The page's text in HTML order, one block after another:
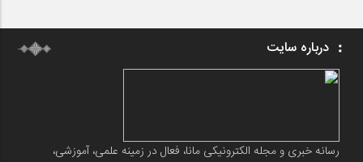
درباره سایت
رسانه خبری و مجله الکترونیکی مانا، فعال در زمینه علمی، آموزشی،